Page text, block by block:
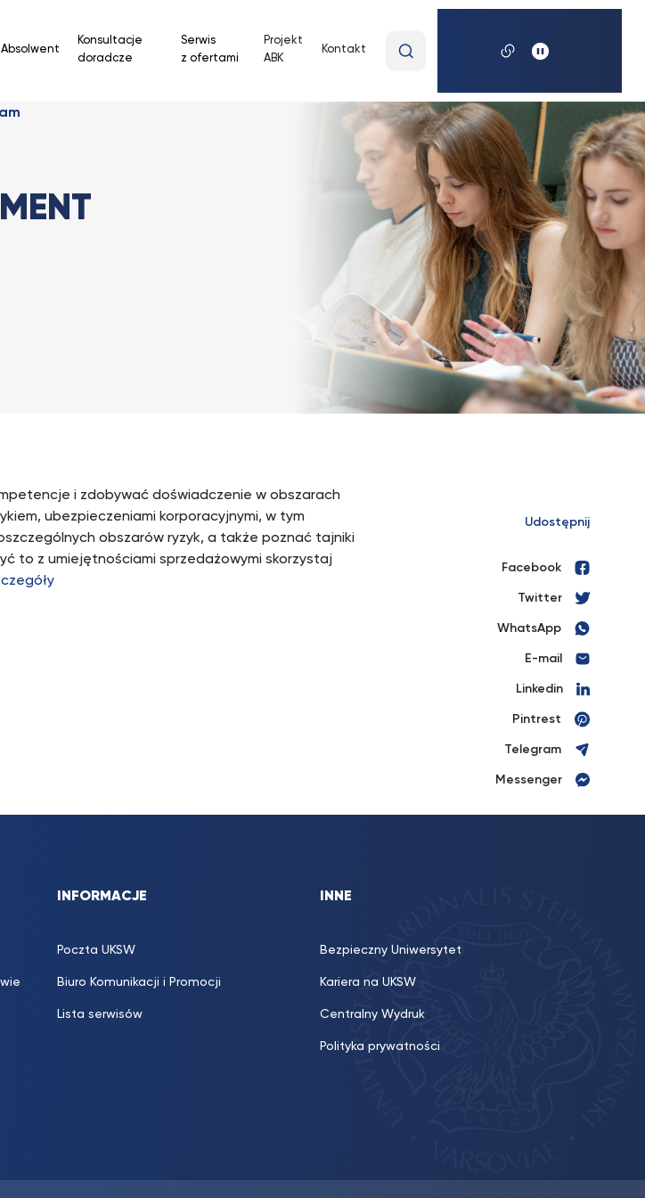
Absolwent
Konsultacje
doradcze
Serwis
z ofertami
Projekt
ABK
Kontakt
wyszukiwaną
i zdobywać doświadczenie w obszarach
ubezpieczeniami korporacyjnymi, w tym
obszarów ryzyk, a także poznać tajniki
to z umiejętnościami sprzedażowymi skorzystaj
Udostępnij
Facebook
Twitter
WhatsApp
E-mail
Linkedin
Pintrest
Telegram
Messenger
INFORMACJE
Poczta UKSW
Biuro Komunikacji i Promocji
Lista serwisów
INNE
Bezpieczny Uniwersytet
Kariera na UKSW
Centralny Wydruk
Polityka prywatności